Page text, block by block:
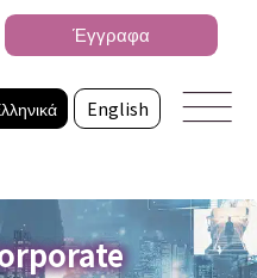
English
Έγγραφα